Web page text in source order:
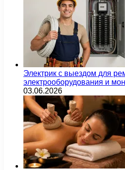
Электрик с выездом для
электрооборудования и
03.06.2026